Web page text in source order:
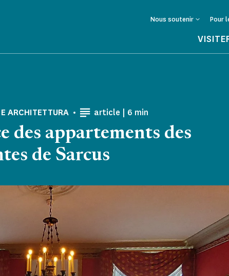
Nous soutenir Pour
ARCHITETTURA article | Tempo di lettura
6 min
des appartements des
de Sarcus